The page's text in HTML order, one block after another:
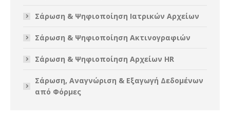
Σάρωση & Ψηφιοποίηση Ιατρικών Αρχείων
Σάρωση & Ψηφιοποίηση Ακτινογραφιών
Σάρωση & Ψηφιοποίηση Αρχείων HR
Σάρωση, Aναγνώριση & Eξαγωγή Δεδομένων
από Φόρμες